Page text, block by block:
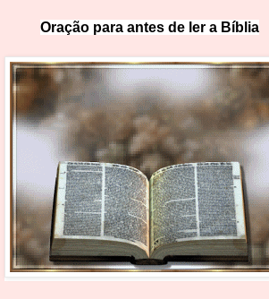
Oração para antes de ler a Bíblia